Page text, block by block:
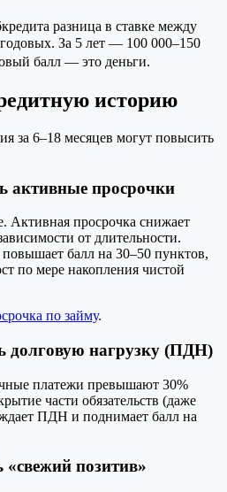
разница в ставке между
За 5 лет — 100 000–150
балл — это деньги.
историю
за 6–18 месяцев могут повысить
активные просрочки
Активная просрочка снижает
от длительности.
балл на 30–50 пунктов,
по мере накопления чистой
по займу.
долговую нагрузку (ПДН)
платежи превышают 30%
части обязательств (даже
ПДН и поднимает балл на
«свежий позитив»